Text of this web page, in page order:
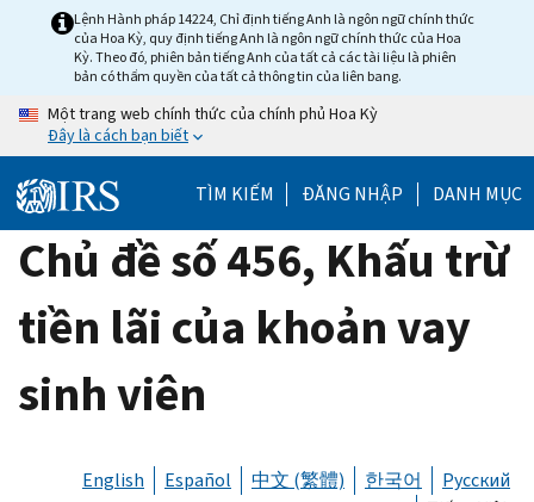
Lệnh Hành pháp 14224, Chỉ định tiếng Anh là ngôn ngữ chính thức
của Hoa Kỳ, quy định tiếng Anh là ngôn ngữ chính thức của Hoa
Kỳ. Theo đó, phiên bản tiếng Anh của tất cả các tài liệu là phiên
bản có thẩm quyền của tất cả thông tin của liên bang.
Một trang web chính thức của chính phủ Hoa Kỳ
Đây là cách bạn biết
TÌM KIẾM ĐĂNG NHẬP DANH MỤC
Chủ đề số 456, Khấu trừ
tiền lãi của khoản vay
sinh viên
English Español 中文 (繁體) 한국어
Русский